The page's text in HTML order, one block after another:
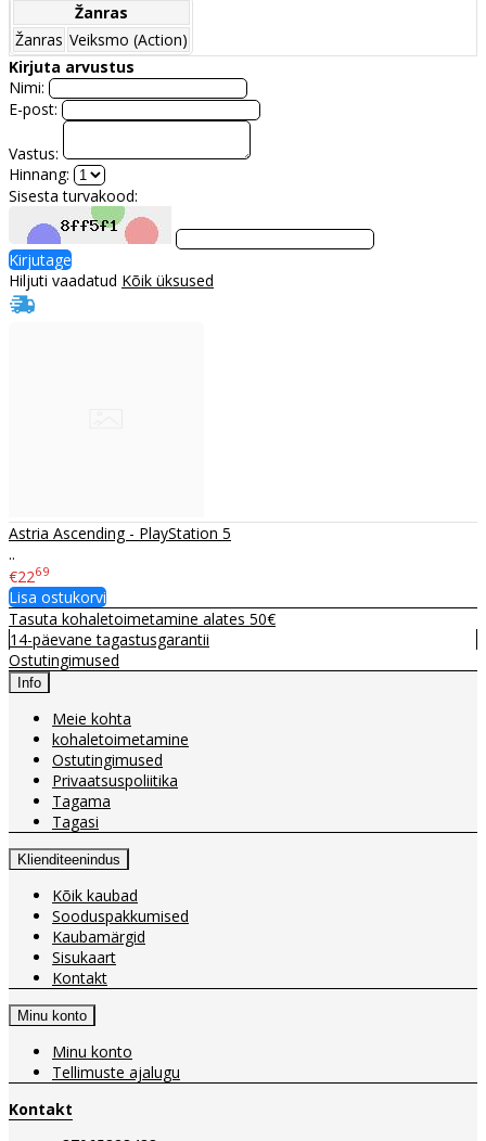
Žanras
Žanras Veiksmo (Action)
Kirjuta arvustus
Nimi:
E-post:
Vastus:
Hinnang:
Sisesta turvakood:
Kirjutage
Hiljuti vaadatud Kõik üksused
Astria Ascending - PlayStation 5
..
€2269
Lisa ostukorvi
Tasuta kohaletoimetamine alates 50€
14-päevane tagastusgarantii
Ostutingimused
Info
Meie kohta
kohaletoimetamine
Ostutingimused
Privaatsuspoliitika
Tagama
Tagasi
Klienditeenindus
Kõik kaubad
Sooduspakkumised
Kaubamärgid
Sisukaart
Kontakt
Minu konto
Minu konto
Tellimuste ajalugu
Kontakt